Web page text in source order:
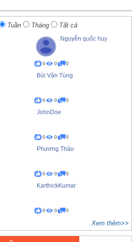
Tuần Tháng Tất cả
Nguyễn quốc huy
0 0 0
Bùi Văn Tùng
0 0 0
JohnDoe
0 0 0
Phương Thảo
0 0 0
KarthickKumar
0 0 0
Xem thêm>>